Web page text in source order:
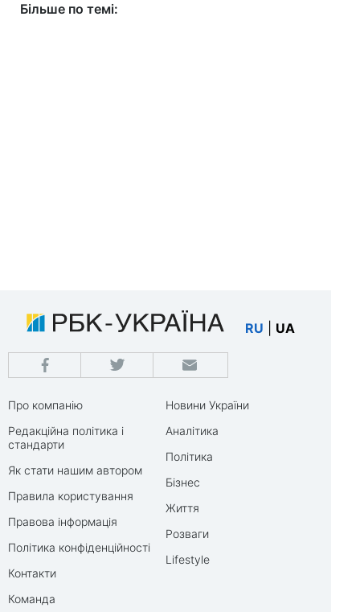
Більше по темі:
RU UA
Про компанію
Редакційна політика і
стандарти
Як стати нашим автором
Правила користування
Правова інформація
Політика конфіденційності
Контакти
Команда
Новини України
Аналітика
Політика
Бізнес
Життя
Розваги
Lifestyle